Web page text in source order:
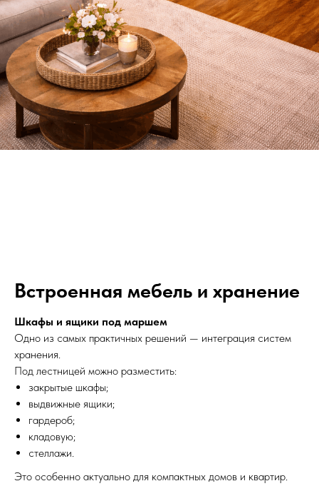
Встроенная мебель и хранение
Шкафы и ящики под маршем
Одно из самых практичных решений — интеграция систем
хранения.
Под лестницей можно разместить:
закрытые шкафы;
выдвижные ящики;
гардероб;
кладовую;
стеллажи.
Это особенно актуально для компактных домов и квартир.